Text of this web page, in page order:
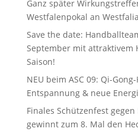
Ganz später
Westfalenpokal an
Save the date:
September mit attraktivem
Saison!
NEU beim ASC 09: Qi-
Entspannung & neue
Finales Schützenfest
gewinnt zum 8. Mal den